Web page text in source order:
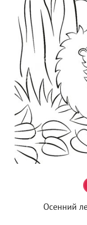
Осенний